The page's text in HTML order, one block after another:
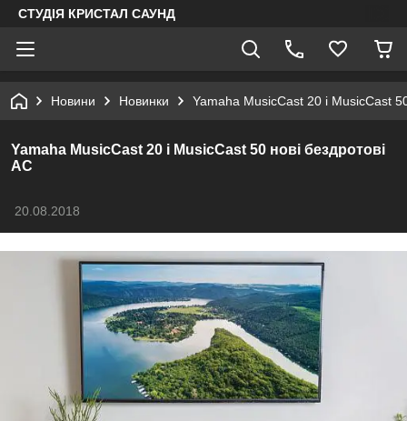
СТУДІЯ КРИСТАЛ САУНД
Новини Новинки Yamaha MusicCast 20 і MusicCast
Yamaha MusicCast 20 і MusicCast 50 нові бездротові
АС
20.08.2018